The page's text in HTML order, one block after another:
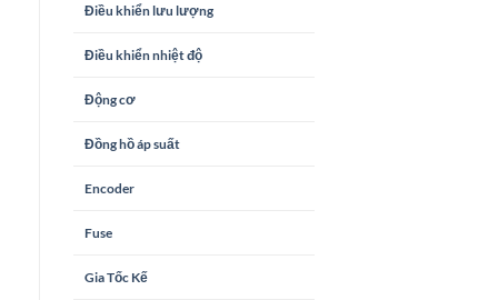
Điều khiển lưu lượng
Điều khiển nhiệt độ
Động cơ
Đồng hồ áp suất
Encoder
Fuse
Gia Tốc Kế